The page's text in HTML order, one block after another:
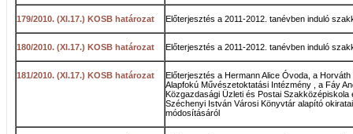
179/2010. (XI.17.) KOSB határozat Előterjesztés a 2011-2012. tanévben induló
180/2010. (XI.17.) KOSB határozat Előterjesztés a 2011-2012. tanévben induló
181/2010. (XI.17.) KOSB határozat
Előterjesztés a Hermann Alice Óvoda, a
Alapfokú Művészetoktatási Intézmény , a Fáy
Közgazdasági Üzleti és Postai Szakközépiskola
Széchenyi István Városi Könyvtár alapító
módosításáról